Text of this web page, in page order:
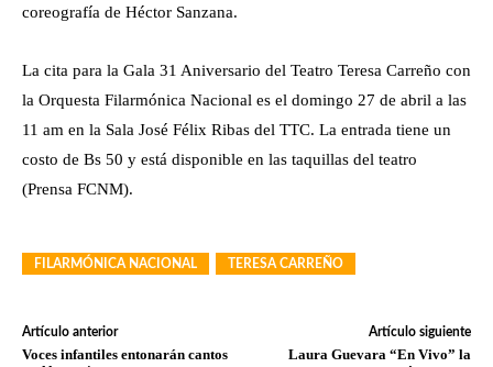
coreografía de Héctor Sanzana.
La cita para la Gala 31 Aniversario del Teatro Teresa Carreño con
la Orquesta Filarmónica Nacional es el domingo 27 de abril a las
11 am en la Sala José Félix Ribas del TTC. La entrada tiene un
costo de Bs 50 y está disponible en las taquillas del teatro
(Prensa FCNM).
FILARMÓNICA NACIONAL TERESA CARREÑO
Artículo anterior
Voces infantiles entonarán cantos
Artículo siguiente
Laura Guevara “En Vivo” la